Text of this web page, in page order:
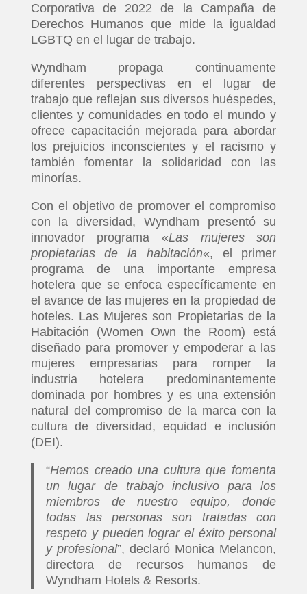
Corporativa de 2022 de la Campaña de
Derechos Humanos que mide la igualdad
LGBTQ en el lugar de trabajo.
Wyndham propaga continuamente
diferentes perspectivas en el lugar de
trabajo que reflejan sus diversos huéspedes,
clientes y comunidades en todo el mundo y
ofrece capacitación mejorada para abordar
los prejuicios inconscientes y el racismo y
también fomentar la solidaridad con las
minorías.
Con el objetivo de promover el compromiso
con la diversidad, Wyndham presentó su
innovador programa «Las mujeres son
propietarias de la habitación«, el primer
programa de una importante empresa
hotelera que se enfoca específicamente en
el avance de las mujeres en la propiedad de
hoteles. Las Mujeres son Propietarias de la
Habitación (Women Own the Room) está
diseñado para promover y empoderar a las
mujeres empresarias para romper la
industria hotelera predominantemente
dominada por hombres y es una extensión
natural del compromiso de la marca con la
cultura de diversidad, equidad e inclusión
(DEI).
“Hemos creado una cultura que fomenta
un lugar de trabajo inclusivo para los
miembros de nuestro equipo, donde
todas las personas son tratadas con
respeto y pueden lograr el éxito personal
y profesional”, declaró Monica Melancon,
directora de recursos humanos de
Wyndham Hotels & Resorts.